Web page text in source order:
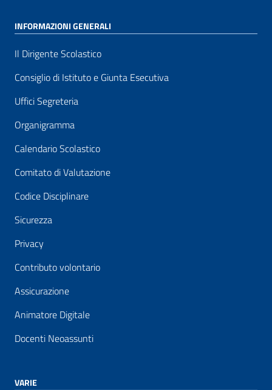
INFORMAZIONI GENERALI
Il Dirigente Scolastico
Consiglio di Istituto e Giunta Esecutiva
Uffici Segreteria
Organigramma
Calendario Scolastico
Comitato di Valutazione
Codice Disciplinare
Sicurezza
Privacy
Contributo volontario
Assicurazione
Animatore Digitale
Docenti Neoassunti
VARIE